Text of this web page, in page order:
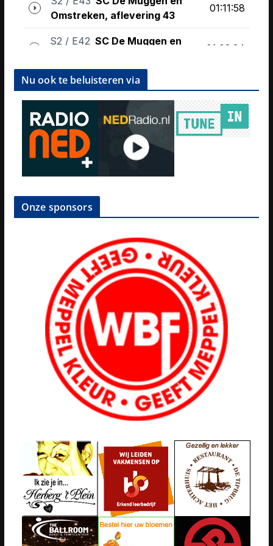
Nu ook te beluisteren via
Onze sponsors